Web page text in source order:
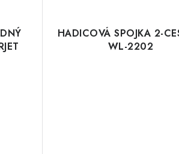
HADICOVÁ SPOJKA 2-
WL-2202